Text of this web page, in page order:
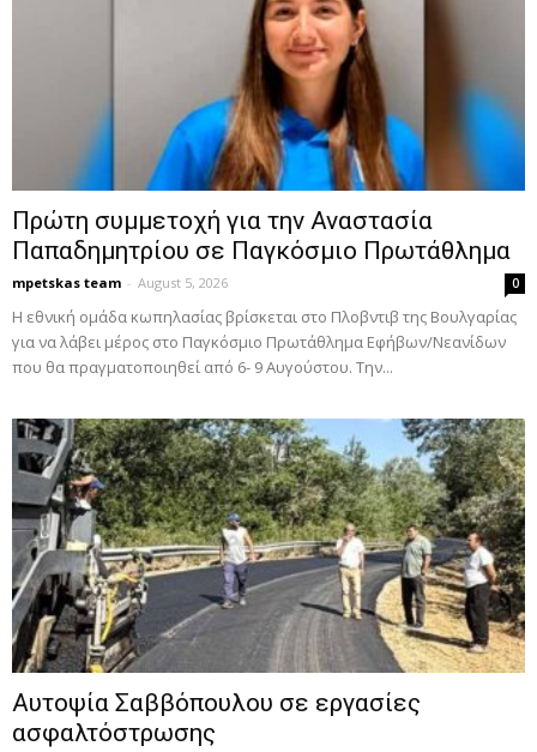
Πρώτη συμμετοχή για την Αναστασία
Παπαδημητρίου σε Παγκόσμιο Πρωτάθλημα
mpetskas team - August 5, 2026 0
Η εθνική ομάδα κωπηλασίας βρίσκεται στο Πλοβντιβ της Βουλγαρίας
για να λάβει μέρος στο Παγκόσμιο Πρωτάθλημα Εφήβων/Νεανίδων
που θα πραγματοποιηθεί από 6- 9 Αυγούστου. Την...
Αυτοψία Σαββόπουλου σε εργασίες
ασφαλτόστρωσης